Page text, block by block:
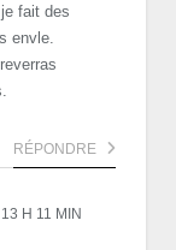
fait des
envle.
RÉPONDRE
H 11 MIN